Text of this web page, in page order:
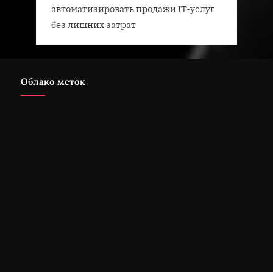
автоматизировать продажи IT-услуг
без лишних затрат
Облако меток